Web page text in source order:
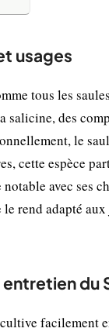
usages
tous les
salicine, des
le
cette espèce
avec ses
le rend adapté
du
facilement